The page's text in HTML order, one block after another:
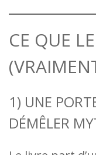
CE QUE
1) UNE
DÉMÊLER